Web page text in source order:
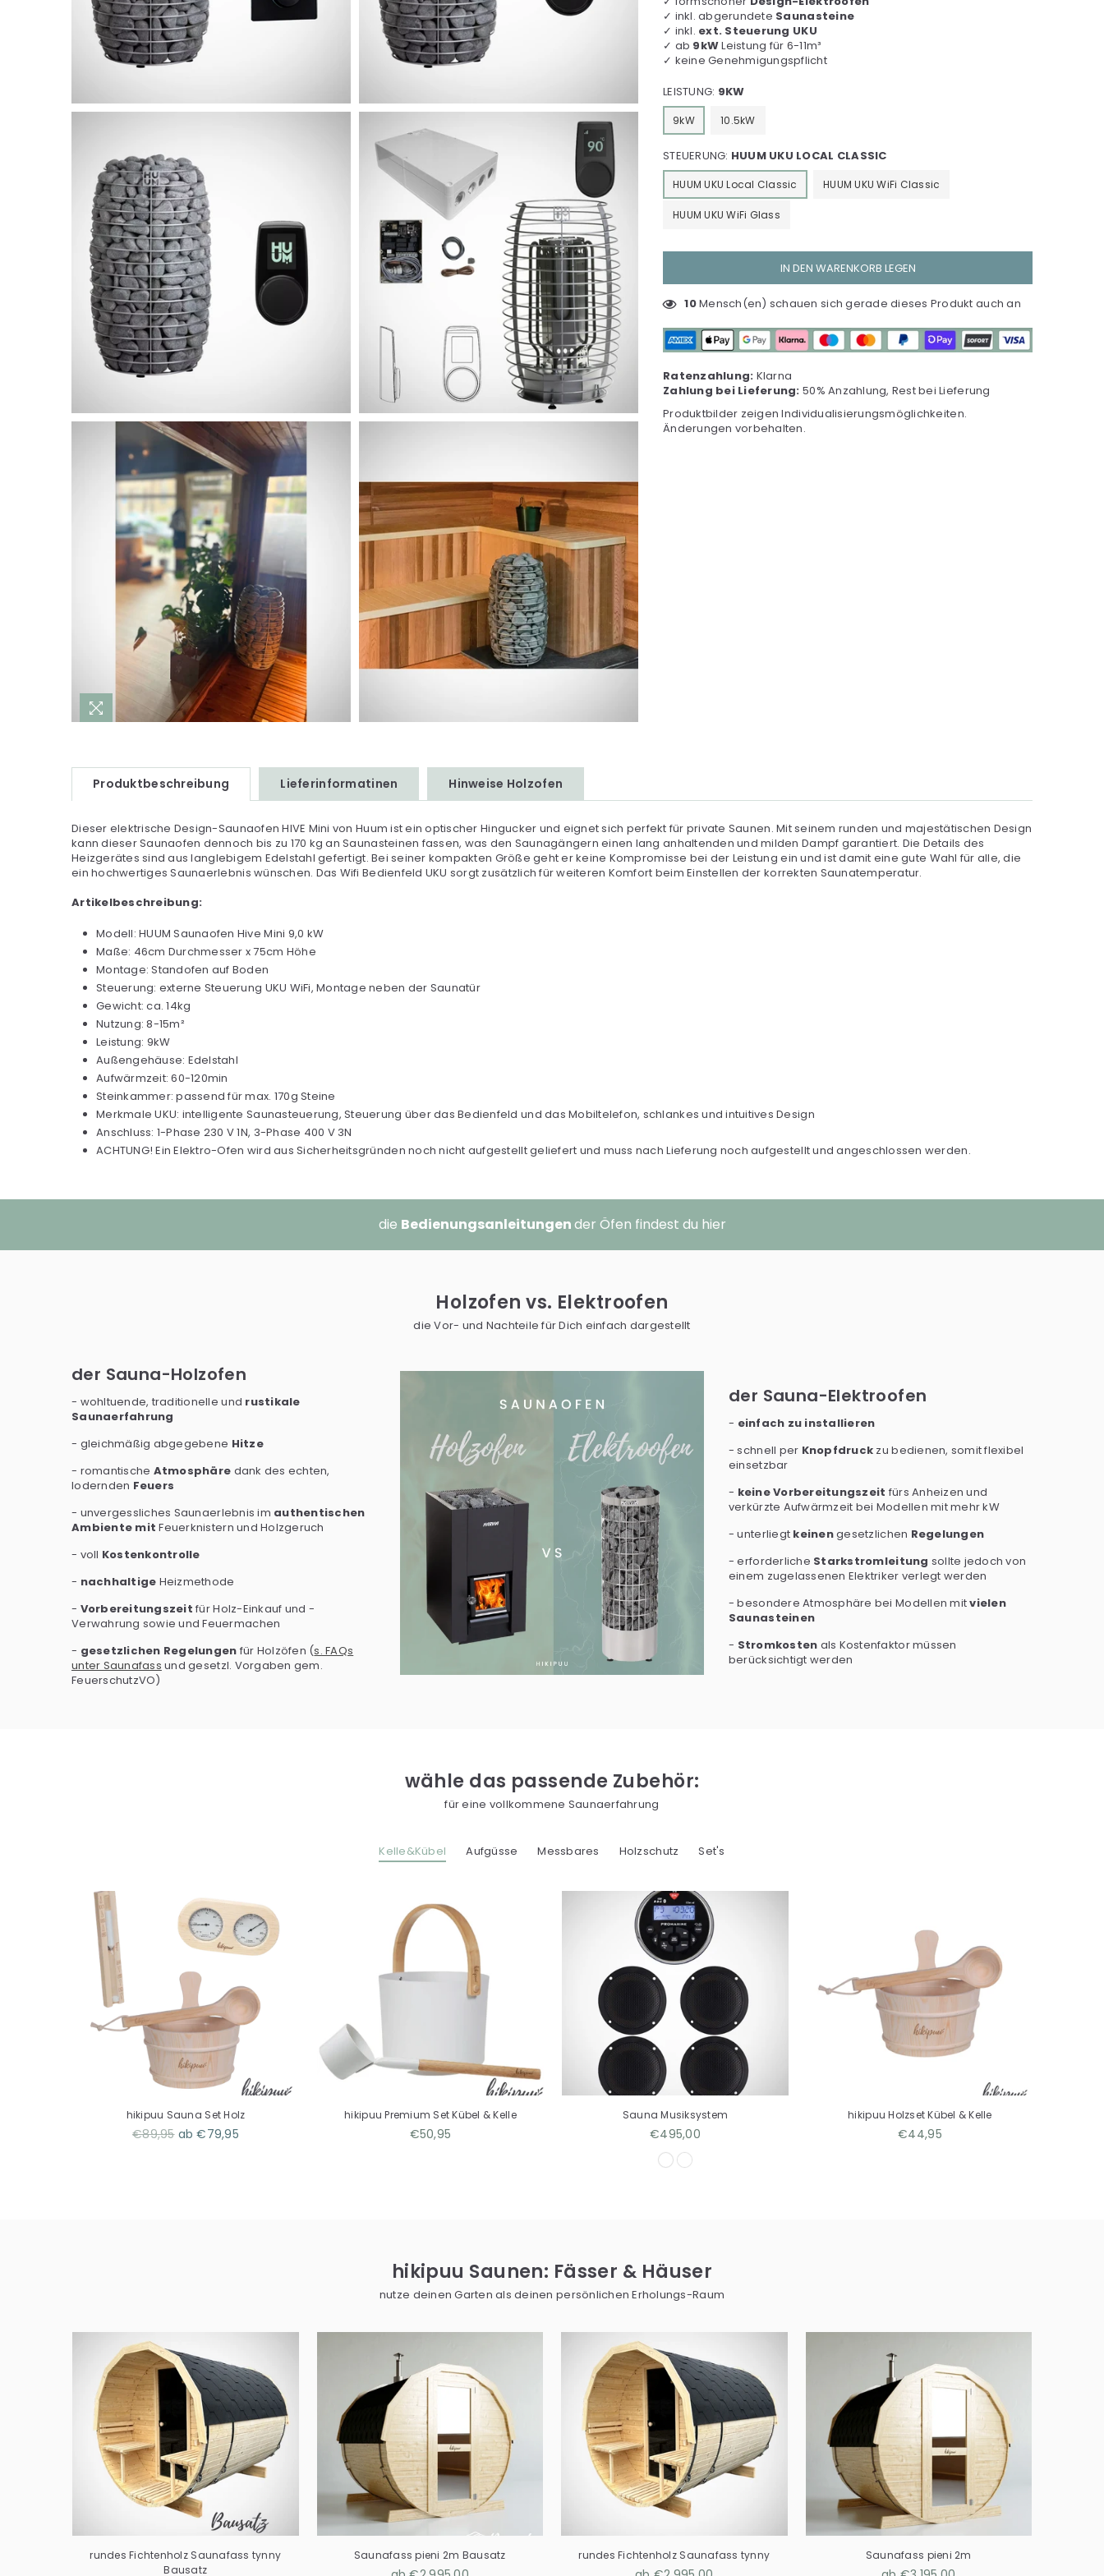
✓ inkl. abgerundete Saunasteine
✓ inkl. ext. Steuerung UKU
✓ ab 9kWLeistung für 6-11m³
✓ keine Genehmigungspflicht
LEISTUNG: 9KW
9kW 10.5kW
STEUERUNG: HUUM UKU LOCAL CLASSIC
HUUM UKU Local Classic HUUM UKU WiFi Classic
HUUM UKU WiFi Glass
IN DEN WARENKORB LEGEN
10Mensch(en) schauen sich gerade dieses Produkt auch an
Ratenzahlung: Klarna
Zahlung bei Lieferung: 50% Anzahlung, Rest bei Lieferung
Produktbilder zeigen Individualisierungsmöglichkeiten.
Änderungen vorbehalten.
Produktbeschreibung Lieferinformatinen Hinweise Holzofen
Dieser elektrische Design-Saunaofen HIVE Mini von Huum ist ein optischer Hingucker und eignet sich perfekt für private Saunen. Mit seinem runden und majestätischen Design
kann dieser Saunaofen dennoch bis zu 170 kg an Saunasteinen fassen, was den Saunagängern einen lang anhaltenden und milden Dampf garantiert. Die Details des
Heizgerätes sind aus langlebigem Edelstahl gefertigt. Bei seiner kompakten Größe geht er keine Kompromisse bei der Leistung ein und ist damit eine gute Wahl für alle, die
ein hochwertiges Saunaerlebnis wünschen. Das Wifi Bedienfeld UKU sorgt zusätzlich für weiteren Komfort beim Einstellen der korrekten Saunatemperatur.
Artikelbeschreibung:
Modell: HUUM Saunaofen Hive Mini 9,0 kW
Maße: 46cm Durchmesser x 75cm Höhe
Montage: Standofen auf Boden
Steuerung: externe Steuerung UKU WiFi, Montage neben der Saunatür
Gewicht: ca. 14kg
Nutzung: 8-15m²
Leistung: 9kW
Außengehäuse: Edelstahl
Aufwärmzeit: 60-120min
Steinkammer: passend für max. 170g Steine
Merkmale UKU: intelligente Saunasteuerung, Steuerung über das Bedienfeld und das Mobiltelefon, schlankes und intuitives Design
Anschluss: 1-Phase 230 V 1N, 3-Phase 400 V 3N
ACHTUNG! Ein Elektro-Ofen wird aus Sicherheitsgründen noch nicht aufgestellt geliefert und muss nach Lieferung noch aufgestellt und angeschlossen werden.
die Bedienungsanleitungender Öfen findest du hier
Holzofen vs. Elektroofen
die Vor- und Nachteile für Dich einfach dargestellt
der Sauna-Holzofen
- wohltuende, traditionelle und rustikale
Saunaerfahrung
- gleichmäßig abgegebene Hitze
- romantische Atmosphäre dank des echten,
lodernden Feuers
- unvergessliches Saunaerlebnis im authentischen
Ambiente mitFeuerknistern und Holzgeruch
- voll Kostenkontrolle
- nachhaltige Heizmethode
- Vorbereitungszeitfür Holz-Einkauf und -
Verwahrung sowie und Feuermachen
- gesetzlichen Regelungen für Holzöfen (s. FAQs
unter Saunafass und gesetzl. Vorgaben gem.
FeuerschutzVO)
der Sauna-Elektroofen
- einfach zu installieren
- schnell per Knopfdruck zu bedienen, somit flexibel
einsetzbar
- keine Vorbereitungszeit fürs Anheizen und
verkürzte Aufwärmzeit bei Modellen mit mehr kW
- unterliegt keinengesetzlichen Regelungen
- erforderliche Starkstromleitung sollte jedoch von
einem zugelassenen Elektriker verlegt werden
- besondere Atmosphäre bei Modellen mitvielen
Saunasteinen
- Stromkosten als Kostenfaktor müssen
berücksichtigt werden
wähle das passende Zubehör:
für eine vollkommene Saunaerfahrung
Kelle&Kübel Aufgüsse Messbares Holzschutz Set's
hikipuu Sauna Set Holz
Normaler
€89,95 ab €79,95
hikipuu Premium Set Kübel & Kelle
Normaler
€50,95
Sauna Musiksystem
Normaler
€495,00
hikipuu Holzset Kübel & Kelle
Normaler
€44,95
hikipuu Saunen: Fässer & Häuser
nutze deinen Garten als deinen persönlichen Erholungs-Raum
rundes Fichtenholz Saunafass tynny
Bausatz
Saunafass pieni 2m Bausatz rundes Fichtenholz Saunafass tynny Saunafass pieni 2m